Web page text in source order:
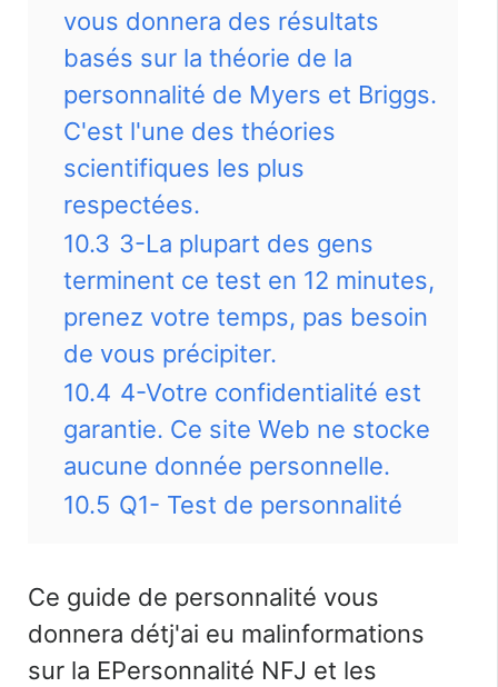
vous donnera des résultats
basés sur la théorie de la
personnalité de Myers et Briggs.
C'est l'une des théories
scientifiques les plus
respectées.
10.3 3-La plupart des gens
terminent ce test en 12 minutes,
prenez votre temps, pas besoin
de vous précipiter.
10.4 4-Votre confidentialité est
garantie. Ce site Web ne stocke
aucune donnée personnelle.
10.5 Q1- Test de personnalité
Ce guide de personnalité vous
donnera détj'ai eu malinformations
sur la EPersonnalité NFJ et les